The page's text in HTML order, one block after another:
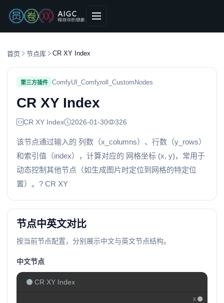
首页 节点库 CR XY Index
第三方插件 ComfyUI_Comfyroll_CustomNodes
CR XY Index
CR XY Index 2026-01-30 326
该节点通过输入的 列数（x_columns）、行数（y_rows）
和索引值（index），计算对应的 网格坐标 (x, y)，常用于
动态控制其他节点（如生成图片时定位到网格的特定位
置）。? CR XY
节点中英文对比
按当前节点配置，分别展示中文与英文节点结构。
中文节点
CR XY Index
x